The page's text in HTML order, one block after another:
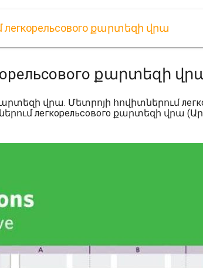
քարտեզի վրա
քարտեզի
վրա. Մետրոյի հովիտներում
легкорельсового քարտեզի վրա